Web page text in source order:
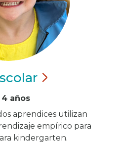
4 años
aprendices utilizan
empírico para
kindergarten.